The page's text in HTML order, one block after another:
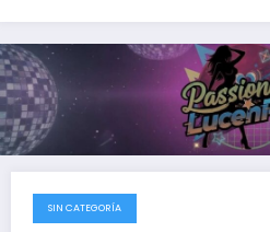
02/06/2016
SIN CATEGORÍA